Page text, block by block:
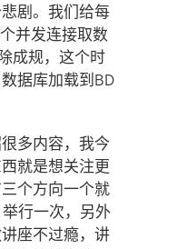
剧。我们给每
并发连接取数
成规，这个时
据库加载到BD
多内容，我今
就是想关注更
个方向一个就
行一次，另外
座不过瘾，讲